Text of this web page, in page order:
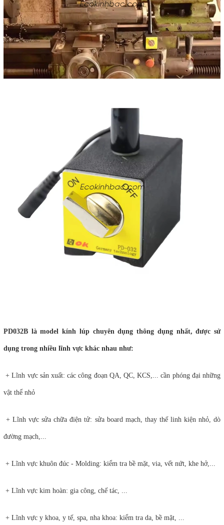
PD032B là model kính lúp chuyên dụng thông dụng nhất, được sử
dụng trong nhiều lĩnh vực khác nhau như:
+ Lĩnh vực sản xuất: các công đoạn QA, QC, KCS,... cần phóng đại những
vật thể nhỏ
+ Lĩnh vực sửa chữa điện tử: sửa board mạch, thay thế linh kiện nhỏ, dò
đường mạch,...
+ Lĩnh vực khuôn đúc - Molding: kiểm tra bề mặt, via, vết nứt, khe hở,...
+ Lĩnh vực kim hoàn: gia công, chế tác, ...
+ Lĩnh vực y khoa, y tế, spa, nha khoa: kiểm tra da, bề mặt, ...